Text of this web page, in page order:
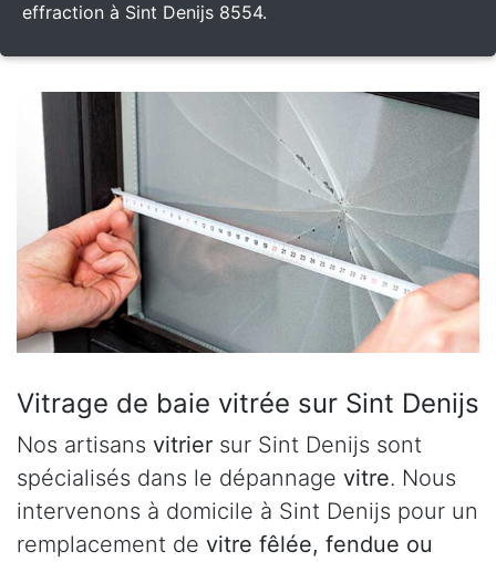
effraction à Sint Denijs 8554.
Vitrage de baie vitrée sur Sint Denijs
Nos artisans vitrier sur Sint Denijs sont
spécialisés dans le dépannage vitre. Nous
intervenons à domicile à Sint Denijs pour un
remplacement de vitre fêlée, fendue ou